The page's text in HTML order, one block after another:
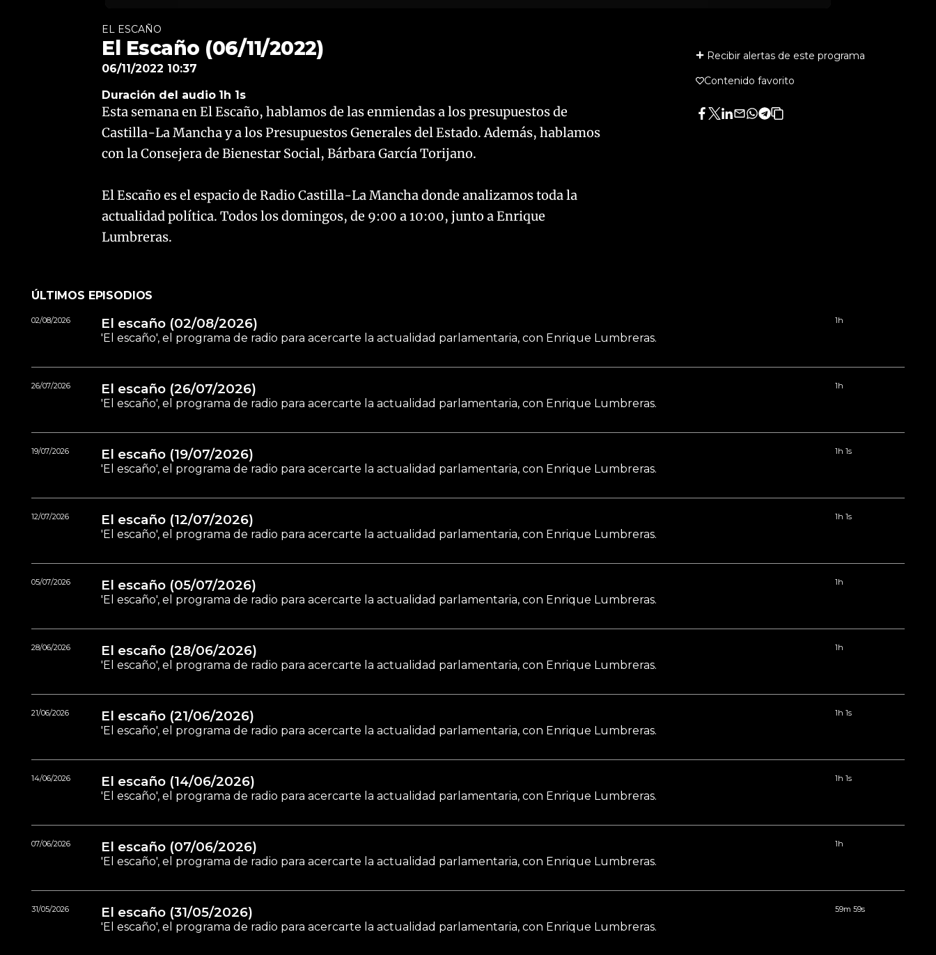
EL ESCAÑO
El Escaño (06/11/2022)
06/11/2022 10:37
Duración del audio 1h 1s
Esta semana en El Escaño, hablamos de las enmiendas a los presupuestos de
Castilla-La Mancha y a los Presupuestos Generales del Estado. Además, hablamos
con la Consejera de Bienestar Social, Bárbara García Torijano.
El Escaño es el espacio de Radio Castilla-La Mancha donde analizamos toda la
actualidad política. Todos los domingos, de 9:00 a 10:00, junto a Enrique
Lumbreras.
Recibir alertas de este programa
Contenido favorito
Facebook
Twitter
LinkedIn
Enviar
Whatsapp
Telegram
Copiar
ÚLTIMOS EPISODIOS
02/08/2026 El escaño (02/08/2026)
'El escaño', el programa de radio para acercarte la actualidad parlamentaria, con Enrique Lumbreras.
1h
26/07/2026 El escaño (26/07/2026)
'El escaño', el programa de radio para acercarte la actualidad parlamentaria, con Enrique Lumbreras.
1h
19/07/2026 El escaño (19/07/2026)
'El escaño', el programa de radio para acercarte la actualidad parlamentaria, con Enrique Lumbreras.
1h 1s
12/07/2026 El escaño (12/07/2026)
'El escaño', el programa de radio para acercarte la actualidad parlamentaria, con Enrique Lumbreras.
1h 1s
05/07/2026 El escaño (05/07/2026)
'El escaño', el programa de radio para acercarte la actualidad parlamentaria, con Enrique Lumbreras.
1h
28/06/2026 El escaño (28/06/2026)
'El escaño', el programa de radio para acercarte la actualidad parlamentaria, con Enrique Lumbreras.
1h
21/06/2026 El escaño (21/06/2026)
'El escaño', el programa de radio para acercarte la actualidad parlamentaria, con Enrique Lumbreras.
1h 1s
14/06/2026 El escaño (14/06/2026)
'El escaño', el programa de radio para acercarte la actualidad parlamentaria, con Enrique Lumbreras.
1h 1s
07/06/2026 El escaño (07/06/2026)
'El escaño', el programa de radio para acercarte la actualidad parlamentaria, con Enrique Lumbreras.
1h
31/05/2026 El escaño (31/05/2026)
'El escaño', el programa de radio para acercarte la actualidad parlamentaria, con Enrique Lumbreras.
59m 59s